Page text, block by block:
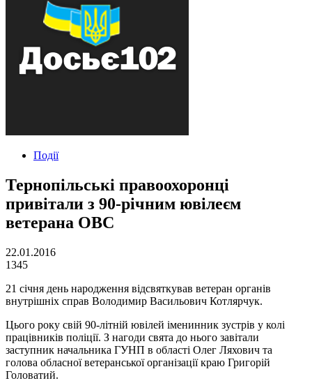
Події
Тернопільські правоохоронці
привітали з 90-річним ювілеєм
ветерана ОВС
22.01.2016
1345
21 січня день народження відсвяткував ветеран органів
внутрішніх справ Володимир Васильович Котлярчук.
Цього року свій 90-літній ювілей іменинник зустрів у колі
працівників поліції. З нагоди свята до нього завітали
заступник начальника ГУНП в області Олег Ляхович та
голова обласної ветеранської організації краю Григорій
Головатий.